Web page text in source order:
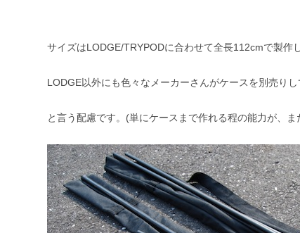
サイズはLODGE/TRYPODに合わせて全長112cmで製作
LODGE以外にも色々なメーカーさんがケースを別売り
と言う配慮です。(単にケースまで作れる程の能力が、